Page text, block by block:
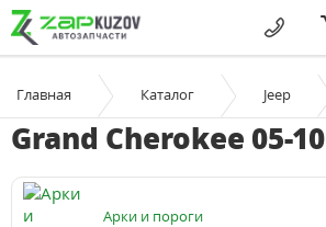
Главная Каталог Jeep
Grand Cherokee 05-10
Арки и пороги